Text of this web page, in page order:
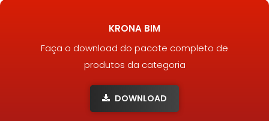
KRONA BIM
Faça o download do pacote completo de
produtos da categoria
DOWNLOAD